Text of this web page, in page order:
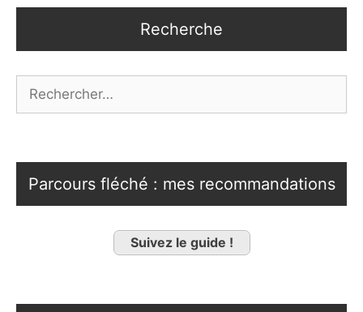
Recherche
Parcours fléché : mes recommandations
Suivez le guide !